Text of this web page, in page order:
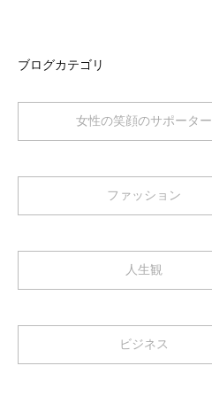
ブログカテゴリ
女性の笑顔のサポーター
ファッション
人生観
ビジネス